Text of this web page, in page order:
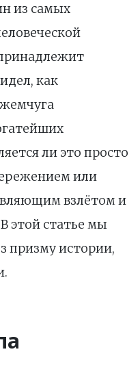
из самых
как
ли это просто
или
взлётом и
этой статье мы
призму истории,